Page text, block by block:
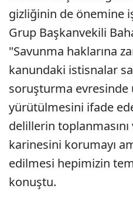
gizliğinin de önemine
Grup Başkanvekili
"Savunma haklarına
kanundaki istisnalar
soruşturma
yürütülmesini ifade
delillerin
karinesini korumayı
edilmesi hepimizin
konuştu.